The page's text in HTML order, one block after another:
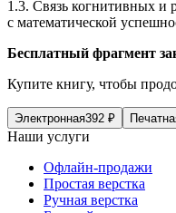
1.3. Связь когнитивных и
с математической
Бесплатный фрагмент
Купите книгу, чтобы
Электронная392 ₽
Наши услуги
Офлайн-продажи
Простая верстка
Ручная верстка